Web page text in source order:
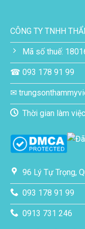
CÔNG TY TNHH
Mã số thuế:
☎ 093 178 91 99
✉
Thời gian làm
96 Lý Tự Trọng,
093 178 91 99
0913 731 246